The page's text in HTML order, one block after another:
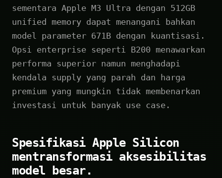
sementara Apple M3 Ultra dengan 512GB
unified memory dapat menangani bahkan
model parameter 671B dengan kuantisasi.
Opsi enterprise seperti B200 menawarkan
performa superior namun menghadapi
kendala supply yang parah dan harga
premium yang mungkin tidak membenarkan
investasi untuk banyak use case.
Spesifikasi Apple Silicon
mentransformasi aksesibilitas
model besar.